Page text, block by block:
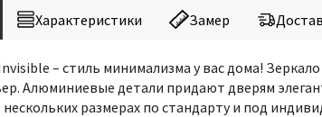
Характеристики Замер
– стиль минимализма у вас дома!
Алюминиевые детали придают дверям
размерах по стандарту и под